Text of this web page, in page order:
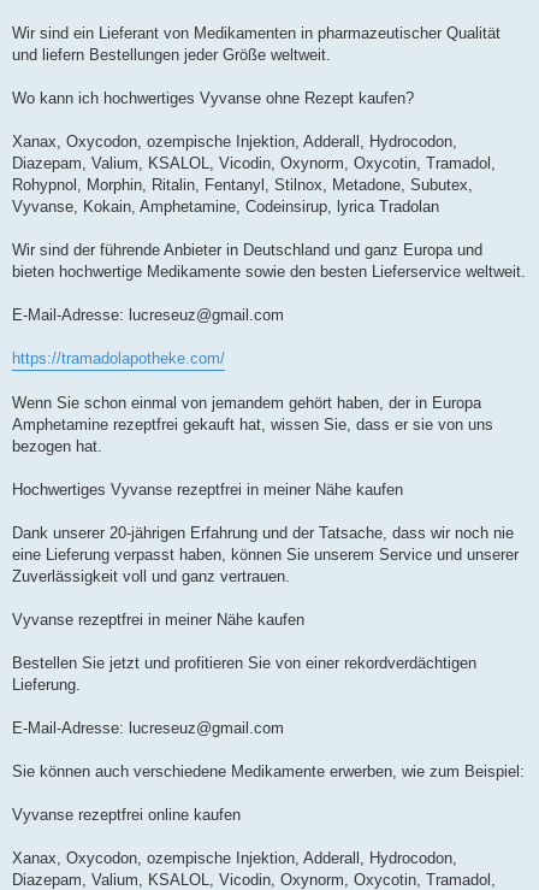
Wir sind ein Lieferant von Medikamenten in pharmazeutischer Qualität
und liefern Bestellungen jeder Größe weltweit.
Wo kann ich hochwertiges Vyvanse ohne Rezept kaufen?
Xanax, Oxycodon, ozempische Injektion, Adderall, Hydrocodon,
Diazepam, Valium, KSALOL, Vicodin, Oxynorm, Oxycotin, Tramadol,
Rohypnol, Morphin, Ritalin, Fentanyl, Stilnox, Metadone, Subutex,
Vyvanse, Kokain, Amphetamine, Codeinsirup, lyrica Tradolan
Wir sind der führende Anbieter in Deutschland und ganz Europa und
bieten hochwertige Medikamente sowie den besten Lieferservice weltweit.
E-Mail-Adresse: lucreseuz@gmail.com
https://tramadolapotheke.com/
Wenn Sie schon einmal von jemandem gehört haben, der in Europa
Amphetamine rezeptfrei gekauft hat, wissen Sie, dass er sie von uns
bezogen hat.
Hochwertiges Vyvanse rezeptfrei in meiner Nähe kaufen
Dank unserer 20-jährigen Erfahrung und der Tatsache, dass wir noch nie
eine Lieferung verpasst haben, können Sie unserem Service und unserer
Zuverlässigkeit voll und ganz vertrauen.
Vyvanse rezeptfrei in meiner Nähe kaufen
Bestellen Sie jetzt und profitieren Sie von einer rekordverdächtigen
Lieferung.
E-Mail-Adresse: lucreseuz@gmail.com
Sie können auch verschiedene Medikamente erwerben, wie zum Beispiel:
Vyvanse rezeptfrei online kaufen
Xanax, Oxycodon, ozempische Injektion, Adderall, Hydrocodon,
Diazepam, Valium, KSALOL, Vicodin, Oxynorm, Oxycotin, Tramadol,